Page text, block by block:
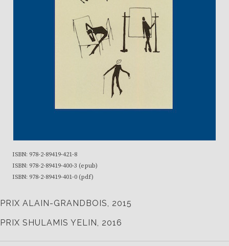
ISBN: 978-2-89419-421-8
ISBN: 978-2-89419-400-3 (epub)
ISBN: 978-2-89419-401-0 (pdf)
PRIX ALAIN-GRANDBOIS, 2015
PRIX SHULAMIS YELIN, 2016